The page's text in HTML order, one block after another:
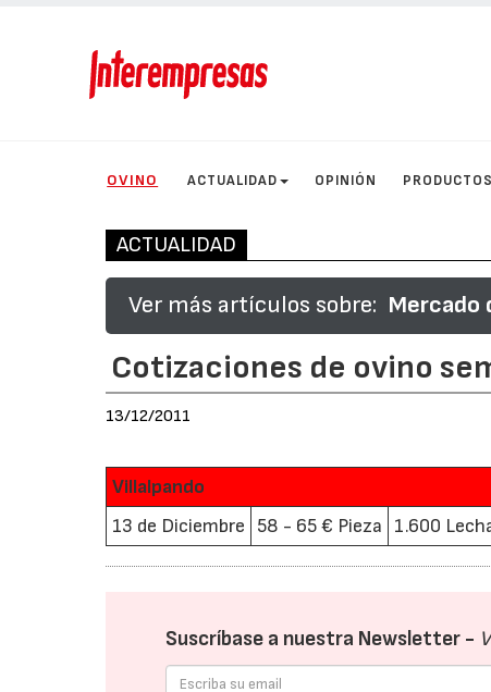
OVINO ACTUALIDAD OPINIÓN PRODUCTOS
ACTUALIDAD
Ver más artículos sobre: Mercado
Cotizaciones de ovino
13/12/2011
Villalpando
13 de Diciembre
58 - 65 € Pieza 1.600
Suscríbase a nuestra Newsletter -